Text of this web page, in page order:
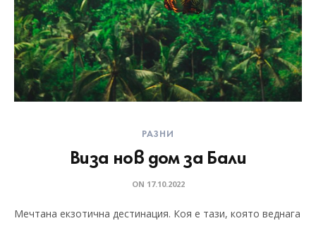
РАЗНИ
Виза нов дом за Бали
ON 17.10.2022
Мечтана екзотична дестинация. Коя е тази, която веднага